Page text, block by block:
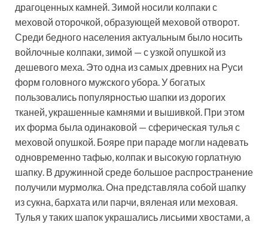
драгоценных камней. Зимой носили колпаки с
меховой оторочкой, образующей меховой отворот.
Среди бедного населения актуальным было носить
войлочные колпаки, зимой — с узкой опушкой из
дешевого меха. Это одна из самых древних на Руси
форм головного мужского убора. У богатых
пользовались популярностью шапки из дорогих
тканей, украшенные камнями и вышивкой. При этом
их форма была одинаковой — сферическая тулья с
меховой опушкой. Бояре при параде могли надевать
одновременно тафью, колпак и высокую горлатную
шапку. В дружинной среде большое распространение
получили мурмолка. Она представляла собой шапку
из сукна, бархата или парчи, вяленая или меховая.
Тулья у таких шапок украшались лисьими хвостами, а